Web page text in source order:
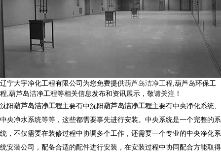
辽宁大宇净化工程有限公司为您免费提供葫芦岛洁净工程,葫芦岛环保工
程,葫芦岛洁净工程等相关信息发布和资讯展示，敬请关注！
沈阳葫芦岛洁净工程主要有中沈阳葫芦岛洁净工程主要有中央净化系统、
中央净水系统等等，这些都需要事先进行安装。中央系统是一个完整的系
统，不仅需要在装修过程中协调多个工作，还需要一个专业的中央净化系
统安装公司，配备合适的配件进行安装，在安装过程中协同配合方能取得